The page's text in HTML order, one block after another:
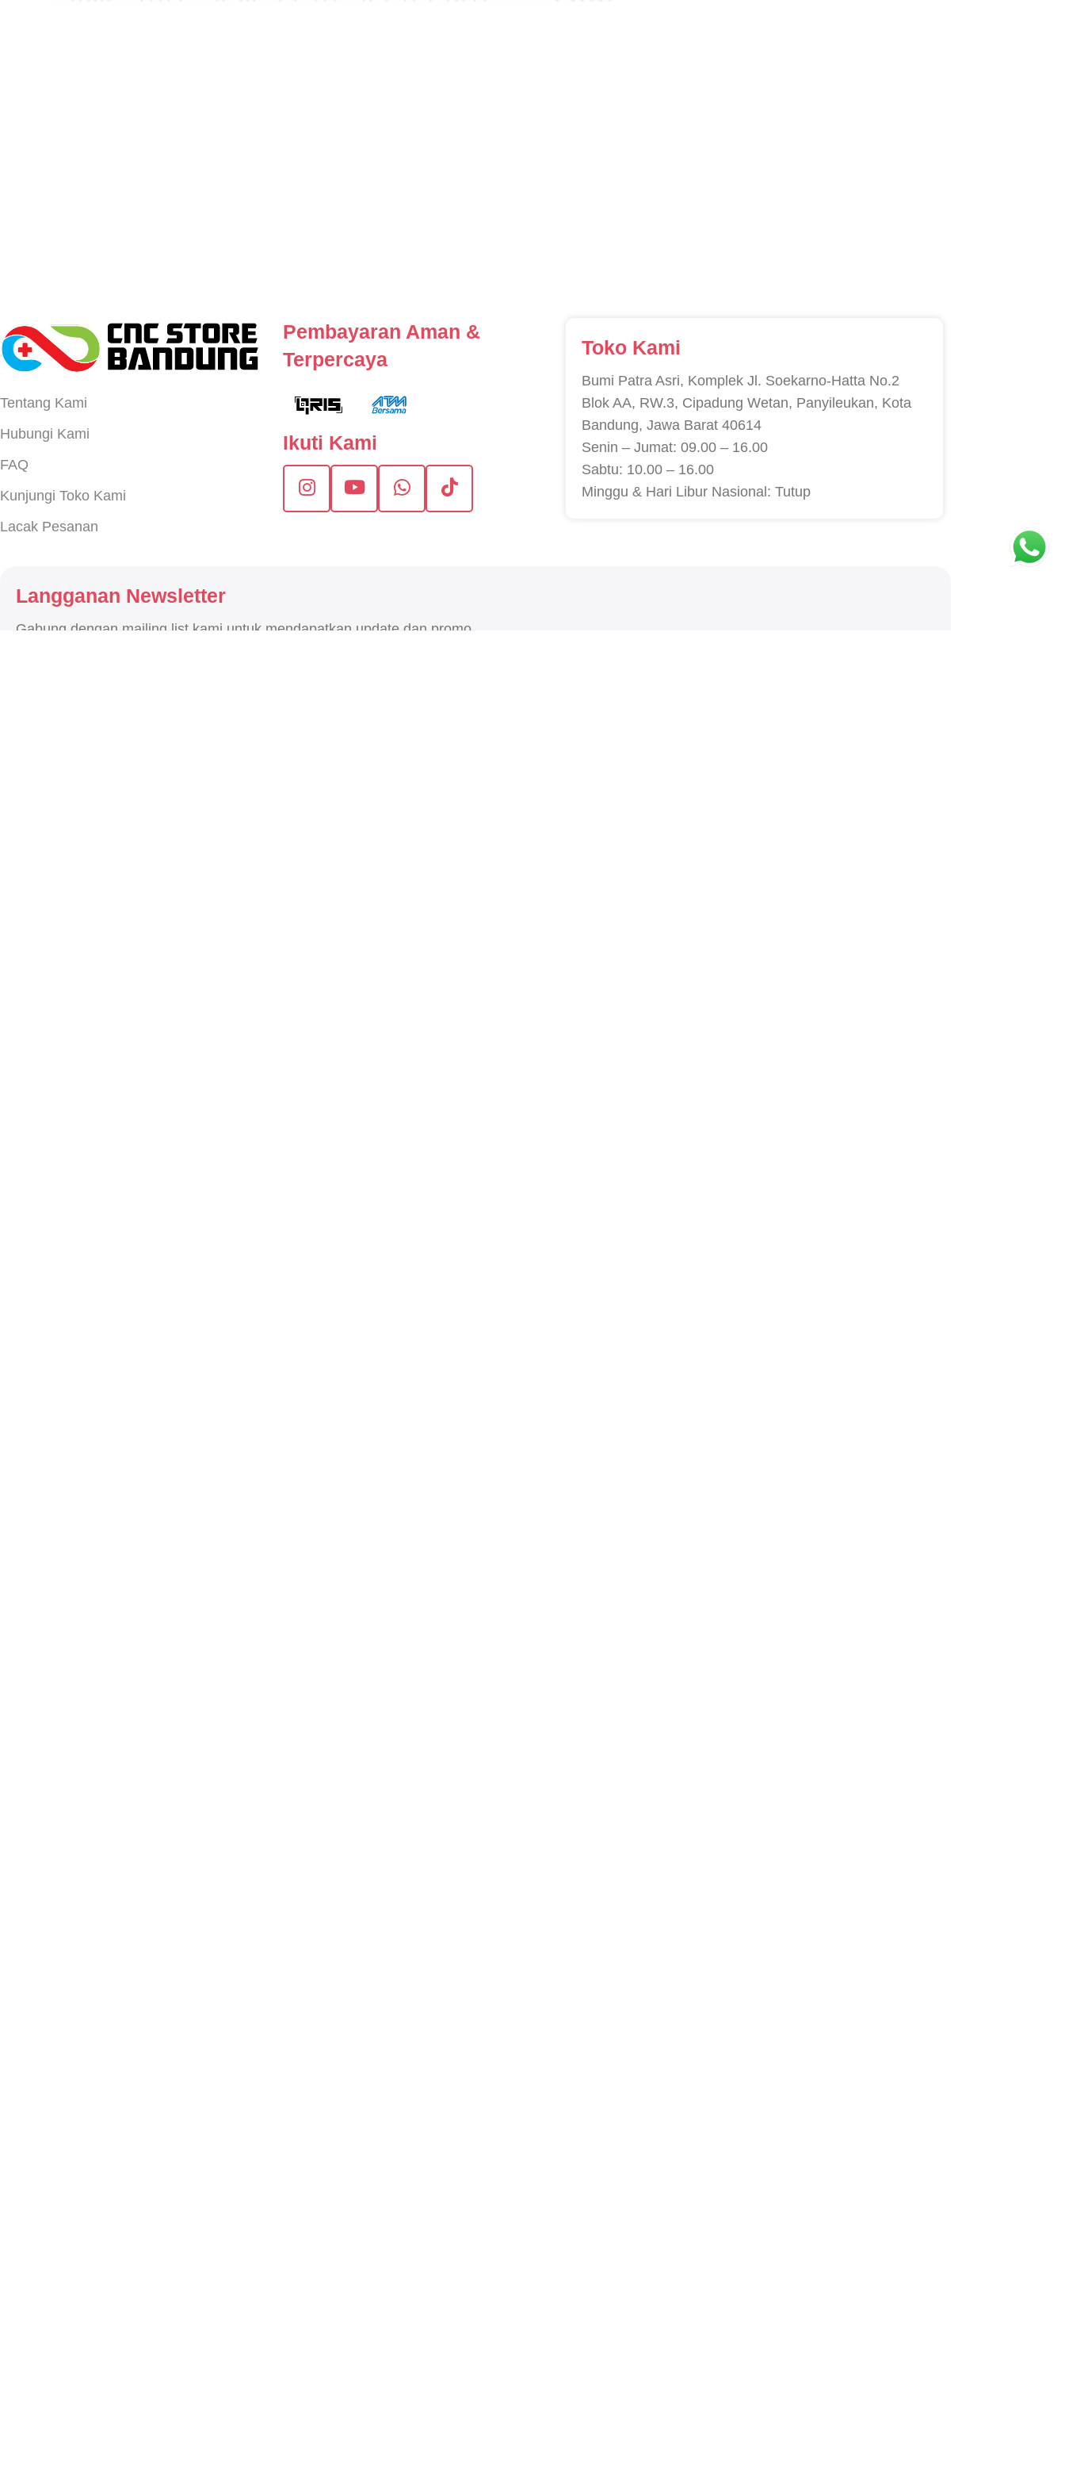
Tentang Kami
Hubungi Kami
FAQ
Kunjungi Toko Kami
Lacak Pesanan
Pembayaran Aman &
Terpercaya
Ikuti Kami
Toko Kami
Bumi Patra Asri, Komplek Jl. Soekarno-Hatta No.2
Blok AA, RW.3, Cipadung Wetan, Panyileukan, Kota
Bandung, Jawa Barat 40614
Senin – Jumat: 09.00 – 16.00
Sabtu: 10.00 – 16.00
Minggu & Hari Libur Nasional: Tutup
Langganan Newsletter
Gabung dengan mailing list kami untuk mendapatkan update dan promo